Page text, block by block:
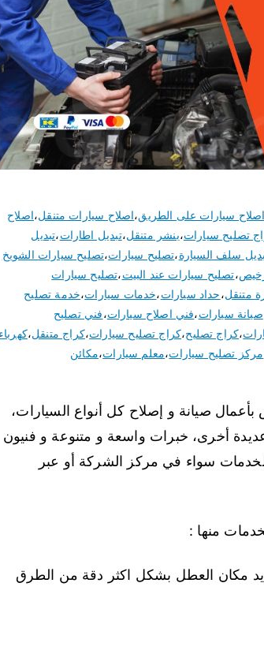
اصلاح سيارات على الطريق،اصلاح سيارات متنقل،اصلاح
تصليح سيارات،بنشر متنقل،تبديل اطارات،تبديل
سلف السيارة،تصليح سيارات،تصليح سيارات الشويخ
،تصليح سيارات عند البيت،تصليح سيارات
متنقل،حداد سيارات،خدمات سيارات،خدمة تصليح
صيانة سيارات،فني اصلاح سيارات،فني تصليح
،كراج تصليح،كراج تصليح سيارات،كراج متنقل،كهرباء
مركز تصليح سيارات،معلم سيارات،مكائن
صيانة و إصلاح كل أنواع السيارات،
أخرى، خبرات واسعة و متنوعة و فنيون
سواء في مركز الشركة أو عبر
منها :
مكان العطل بشكل اكثر دقة من الطرق